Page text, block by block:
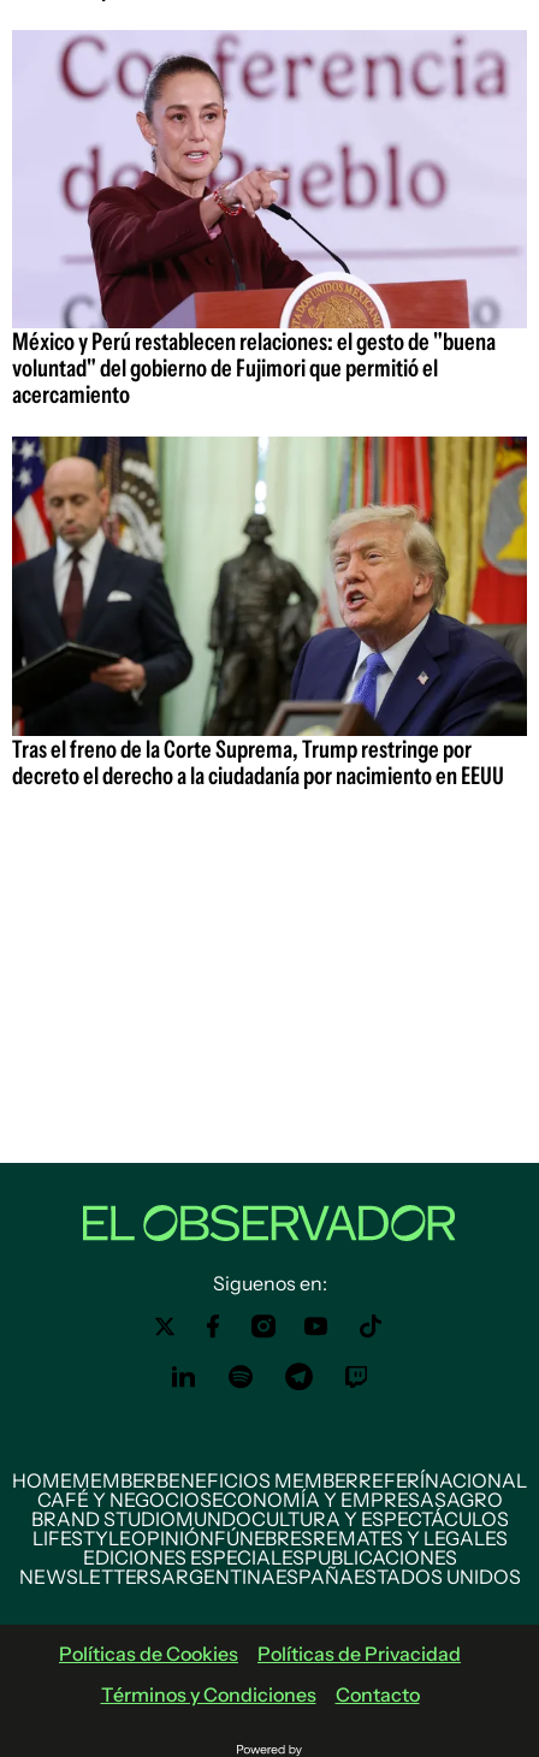
México y Perú restablecen relaciones: el gesto de "buena
voluntad" del gobierno de Fujimori que permitió el
acercamiento
Tras el freno de la Corte Suprema, Trump restringe por
decreto el derecho a la ciudadanía por nacimiento en EEUU
Siguenos en:
HOMEMEMBERBENEFICIOS MEMBERREFERÍNACIONAL
CAFÉ Y NEGOCIOSECONOMÍA Y EMPRESASAGRO
BRAND STUDIOMUNDOCULTURA Y ESPECTÁCULOS
LIFESTYLEOPINIÓNFÚNEBRESREMATES Y LEGALES
EDICIONES ESPECIALESPUBLICACIONES
NEWSLETTERSARGENTINAESPAÑAESTADOS UNIDOS
Políticas de Cookies
Políticas de Privacidad
Términos y Condiciones
Contacto